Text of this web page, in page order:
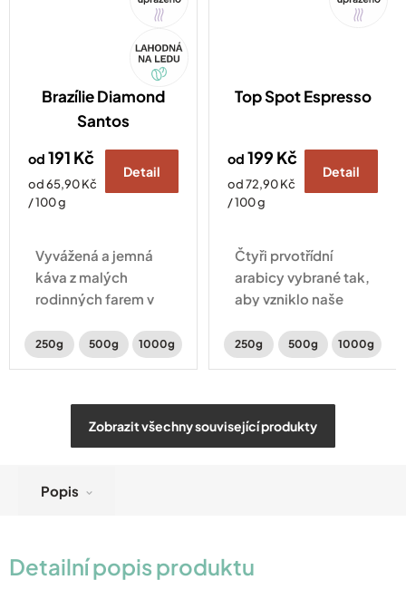
Brazílie Diamond
Santos
od 191 Kč
Měrná
cena:
od 65,90 Kč
/ 100 g
Detail
Vyvážená a jemná
káva z malých
rodinných farem v
oříšků, čokolády a
sušeného ovoce.
250g 500g 1000g
Top Spot Espresso
od 199 Kč
Měrná
cena:
od 72,90 Kč
/ 100 g
Detail
Čtyři prvotřídní
arabicy vybrané tak,
aby vzniklo naše
espresso. V lehce
sladké chuti ucítíte
kakaové tóny.
250g 500g 1000g
Zobrazit všechny související produkty
Popis
Detailní popis produktu